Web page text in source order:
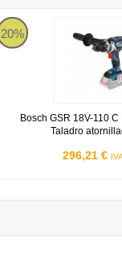
20%
Bosch GSR 18V-110
Taladro
296,21 €
Bosch GSR 18V-110 C